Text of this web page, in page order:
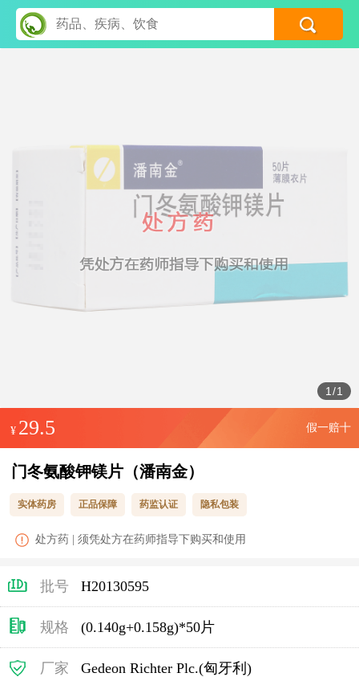
1 /1
¥ 29.5 假一赔十
门冬氨酸钾镁片（潘南金）
实体药房 正品保障 药监认证 隐私包装
处方药 | 须凭处方在药师指导下购买和使用
批号 H20130595
规格 (0.140g+0.158g)*50片
厂家 Gedeon Richter Plc.(匈牙利)